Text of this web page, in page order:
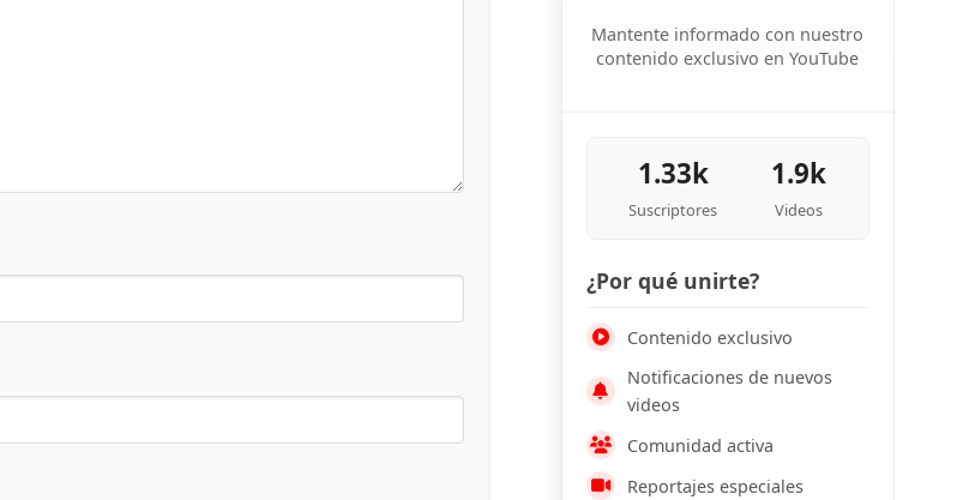
Mantente informado con nuestro
contenido exclusivo en YouTube
1.33k
Suscriptores
1.9k
Videos
¿Por qué unirte?
Contenido exclusivo
Notificaciones de nuevos
videos
Comunidad activa
Reportajes especiales